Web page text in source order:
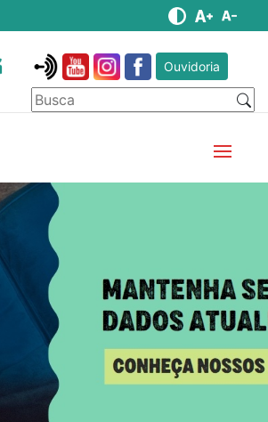
Ouvidoria